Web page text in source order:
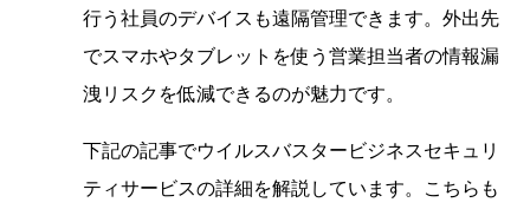
行う社員のデバイスも遠隔管理できます。外出先
でスマホやタブレットを使う営業担当者の情報漏
洩リスクを低減できるのが魅力です。
下記の記事でウイルスバスタービジネスセキュリ
ティサービスの詳細を解説しています。こちらも